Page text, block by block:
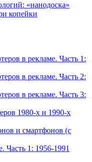
«нанодоска»
копейки
в рекламе. Часть 1:
в рекламе. Часть 2:
в рекламе. Часть 3:
1980-х и 1990-х
и смартфонов (с
Часть 1: 1956-1991